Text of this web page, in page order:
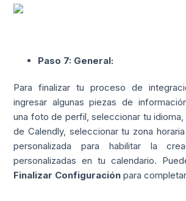
Paso 7: General:
Para finalizar tu proceso de
ingresar algunas piezas de
una foto de perfil, seleccionar tu idioma,
de Calendly, seleccionar tu zona
personalizada para habilitar la
personalizadas en tu calendario.
Finalizar Configuración para